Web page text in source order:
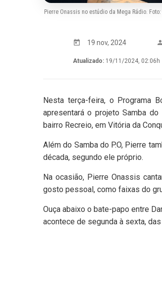
Pierre Onassis no estúdio da Mega Rádio. Foto:
19 nov, 2024
Atualizado: 19/11/2024, 02:06h
Nesta terça-feira, o Programa
apresentará o projeto Samba do
bairro Recreio, em Vitória da
Além do Samba do P.O, Pierre
década, segundo ele próprio.
Na ocasião, Pierre Onassis
gosto pessoal, como faixas do
Ouça abaixo o bate-papo entre
acontece de segunda à sexta,